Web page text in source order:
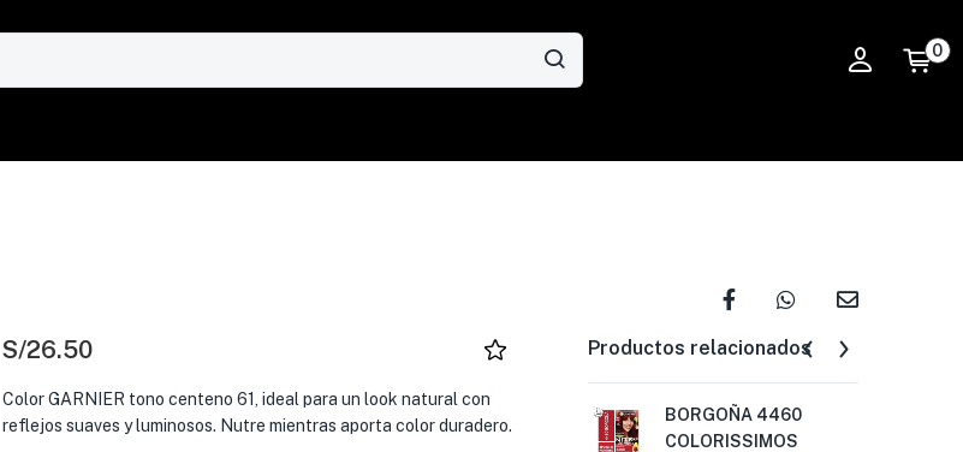
0
S/26.50
Color GARNIER tono centeno 61, ideal para un look natural con
reflejos suaves y luminosos. Nutre mientras aporta color duradero.
Productos relacionados
BORGOÑA 4460
COLORISSIMOS